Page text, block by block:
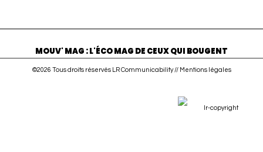
MOUV' MAG : L'ÉCO MAG DE CEUX QUI BOUGENT
©2026 Tous droits réservés LR Communicability // Mentions légales